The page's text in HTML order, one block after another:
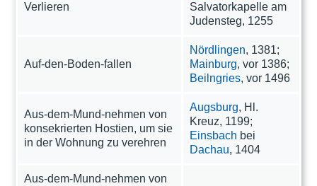
Verlieren
Salvatorkapelle am
Judensteg, 1255
Auf-den-Boden-fallen
Nördlingen, 1381;
Mainburg, vor 1386;
Beilngries, vor 1496
Aus-dem-Mund-nehmen von
konsekrierten Hostien, um sie
in der Wohnung zu verehren
Augsburg, Hl.
Kreuz, 1199;
Einsbach bei
Dachau, 1404
Aus-dem-Mund-nehmen von